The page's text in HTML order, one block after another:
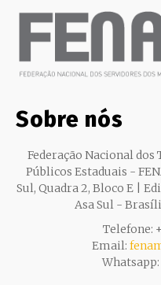
Sobre nós
Federação Nacional
Públicos Estaduais -
Sul, Quadra 2, Bloco E |
Asa Sul -
Telefone:
Email:
Whatsapp: